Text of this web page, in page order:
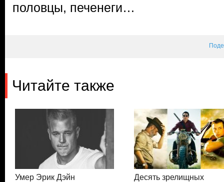
половцы, печенеги…
Читайте также
Умер Эрик Дэйн
Десять зрелищных